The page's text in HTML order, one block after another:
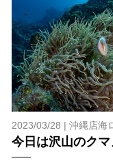
2023/03/28 | 沖縄店海
今日は沢山のクマ
当ツアーの手順
1.スイム開始の判断
クジラを発見し
を確認し、ガイド
みエントリーを行
たとえクジラが近
ントリーを行わな
2.人数制限とエント